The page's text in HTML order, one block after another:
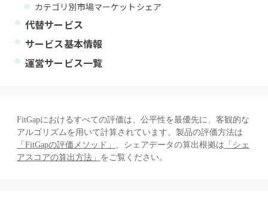
カテゴリ別市場マーケットシェア
代替サービス
サービス基本情報
運営サービス一覧
FitGapにおけるすべての評価は、公平性を最優先に、客観的な
アルゴリズムを用いて計算されています。製品の評価方法は
「FitGapの評価メソッド」 、シェアデータの算出根拠は 「シェ
アスコアの算出方法」 をご覧ください。